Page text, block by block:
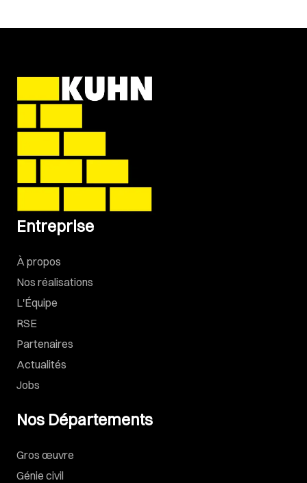
Entreprise
À propos
Nos réalisations
L'Équipe
RSE
Partenaires
Actualités
Jobs
Nos Départements
Gros œuvre
Génie civil